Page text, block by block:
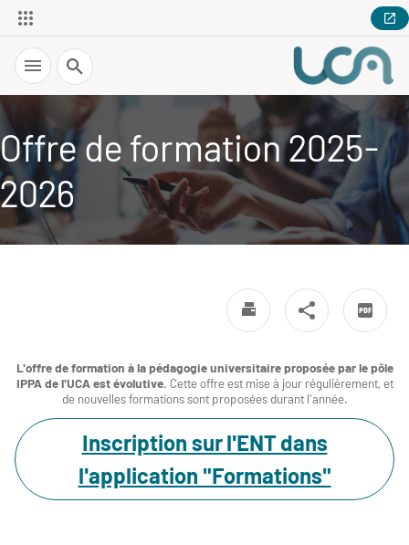
Recherche
Offre de formation 2025-
2026
L'offre de formation à la pédagogie universitaire proposée par le pôle
IPPA de l'UCA est évolutive. Cette offre est mise à jour régulièrement, et
de nouvelles formations sont proposées durant l'année.
Inscription sur l'ENT dans
l'application "Formations"